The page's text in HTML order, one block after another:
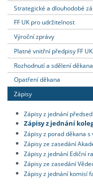
Strategické a dlouhodobé
FF UK pro udržitelnost
Výroční zprávy
Platné vnitřní předpisy FF UK
Rozhodnutí a sdělení
Opatření děkana
Zápisy
Zápisy z jednání
Zápisy z jednání
Zápisy z porad děkana
Zápisy ze zasedání
Zápisy z jednání Ediční
Zápisy ze zasedání
Zápisy z jednání komisí